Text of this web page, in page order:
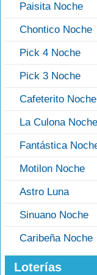
Paisita Noche
Chontico Noche
Pick 4 Noche
Pick 3 Noche
Cafeterito Noche
La Culona Noche
Fantástica
Motilon Noche
Astro Luna
Sinuano Noche
Caribeña Noche
Loterías